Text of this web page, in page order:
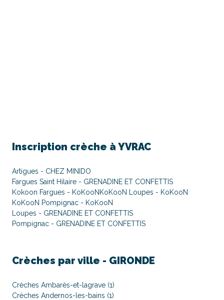
Inscription crèche à YVRAC
Artigues - CHEZ MINIDO
Fargues Saint Hilaire - GRENADINE ET CONFETTIS
Kokoon Fargues - KoKooN KoKooN Loupes - KoKooN
KoKooN Pompignac - KoKooN
Loupes - GRENADINE ET CONFETTIS
Pompignac - GRENADINE ET CONFETTIS
Crèches par ville - GIRONDE
Crèches Ambarès-et-lagrave (1)
Crèches Andernos-les-bains (1)